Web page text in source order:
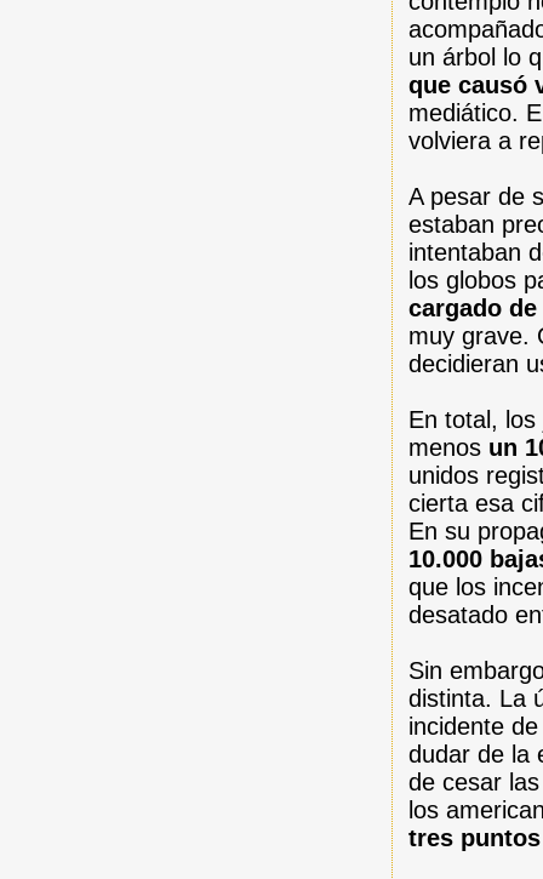
un árbol lo
que causó
mediático.
volviera a
A pesar de
estaban
intentaban
losglobos
cargado
muy grave.
decidieran
En total,
menos un
unidos
cierta esa
En su
10.000
que los
desatado
Sin
distinta. La
incidente
dudar de la
de cesar
los
tres